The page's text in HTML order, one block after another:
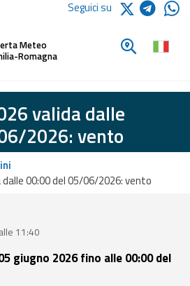
Seguici su
Meteo
Romagna
Cerca un
valida dalle
2026: vento
00:00 del 05/06/2026: vento
11:40
giugno 2026 fino alle 00:00 del